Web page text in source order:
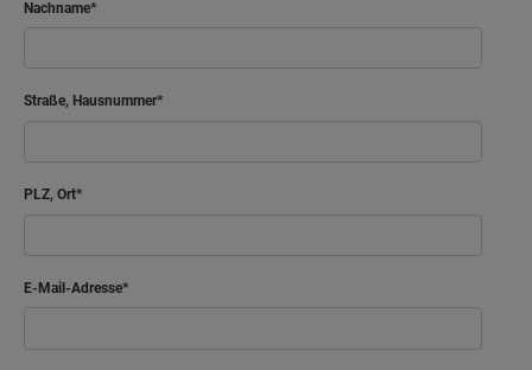
Kind
Bad
Diele 13.55 m²
Ankleide 6.67 m²
Netto-Raumfläche
Nachname
Straße, Hausnummer
PLZ, Ort
E-Mail-Adresse